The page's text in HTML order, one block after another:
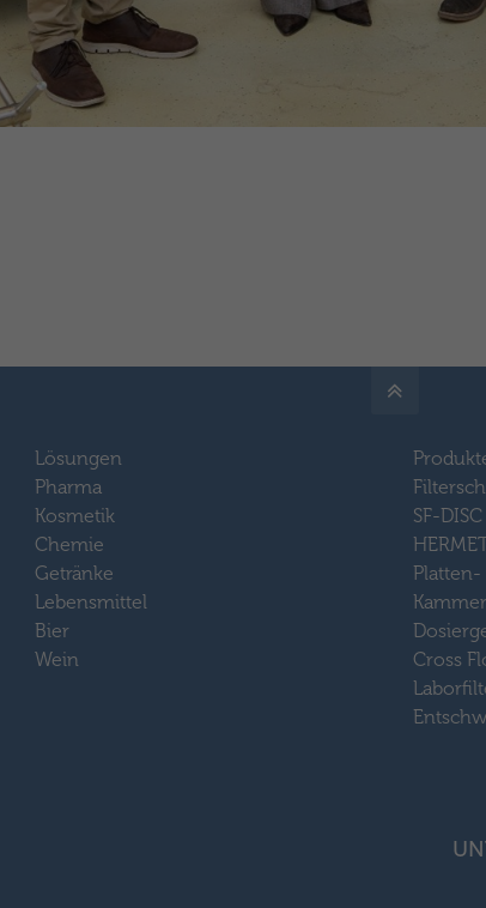
Lösungen
Pharma
Kosmetik
Chemie
Getränke
Lebensmittel
Bier
Wein
SF-DISC
Cross